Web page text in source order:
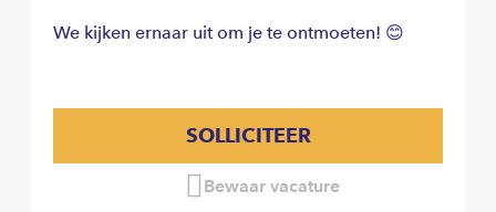
We kijken ernaar uit om je te ontmoeten! 😊
SOLLICITEER
Bewaar vacature